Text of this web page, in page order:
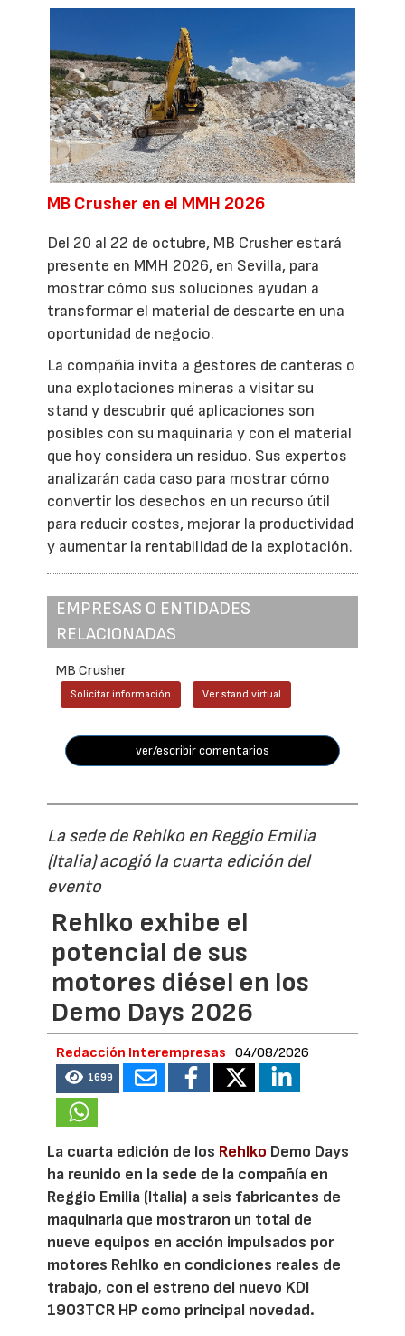
MB Crusher en el MMH 2026
Del 20 al 22 de octubre, MB Crusher estará
presente en MMH 2026, en Sevilla, para
mostrar cómo sus soluciones ayudan a
transformar el material de descarte en una
oportunidad de negocio.
La compañía invita a gestores de canteras o
una explotaciones mineras a visitar su
stand y descubrir qué aplicaciones son
posibles con su maquinaria y con el material
que hoy considera un residuo. Sus expertos
analizarán cada caso para mostrar cómo
convertir los desechos en un recurso útil
para reducir costes, mejorar la productividad
y aumentar la rentabilidad de la explotación.
EMPRESAS O ENTIDADES
RELACIONADAS
MB Crusher
Solicitar información Ver stand virtual
ver/escribir comentarios
La sede de Rehlko en Reggio Emilia
(Italia) acogió la cuarta edición del
evento
Rehlko exhibe el
potencial de sus
motores diésel en los
Demo Days 2026
Redacción Interempresas 04/08/2026
1699
La cuarta edición de los Rehlko Demo Days
ha reunido en la sede de la compañía en
Reggio Emilia (Italia) a seis fabricantes de
maquinaria que mostraron un total de
nueve equipos en acción impulsados por
motores Rehlko en condiciones reales de
trabajo, con el estreno del nuevo KDI
1903TCR HP como principal novedad.